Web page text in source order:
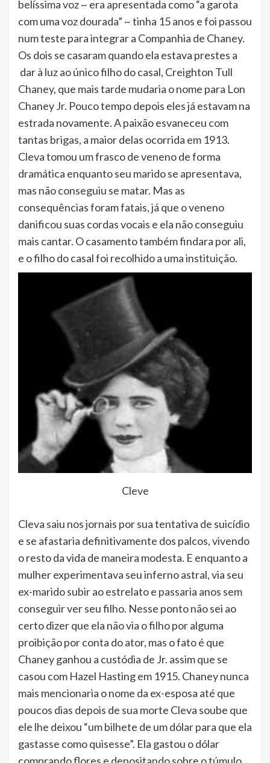
belíssima voz ~ era apresentada como “a garota
com uma voz dourada” ~ tinha 15 anos e foi passou
num teste para integrar a Companhia de Chaney.
Os dois se casaram quando ela estava prestes a
dar à luz ao único filho do casal, Creighton Tull
Chaney, que mais tarde mudaria o nome para Lon
Chaney Jr. Pouco tempo depois eles já estavam na
estrada novamente. A paixão esvaneceu com
tantas brigas, a maior delas ocorrida em 1913.
Cleva tomou um frasco de veneno de forma
dramática enquanto seu marido se apresentava,
mas não conseguiu se matar. Mas as
consequências foram fatais, já que o veneno
danificou suas cordas vocais e ela não conseguiu
mais cantar. O casamento também findara por ali,
e o filho do casal foi recolhido a uma instituição.
Cleve
Cleva saiu nos jornais por sua tentativa de suicídio
e se afastaria definitivamente dos palcos, vivendo
o resto da vida de maneira modesta. E enquanto a
mulher experimentava seu inferno astral, via seu
ex-marido subir ao estrelato e passaria anos sem
conseguir ver seu filho. Nesse ponto não sei ao
certo dizer que ela não via o filho por alguma
proibição por conta do ator, mas o fato é que
Chaney ganhou a custódia de Jr. assim que se
casou com Hazel Hasting em 1915. Chaney nunca
mais mencionaria o nome da ex-esposa até que
poucos dias depois de sua morte Cleva soube que
ele lhe deixou “um bilhete de um dólar para que ela
gastasse como quisesse”. Ela gastou o dólar